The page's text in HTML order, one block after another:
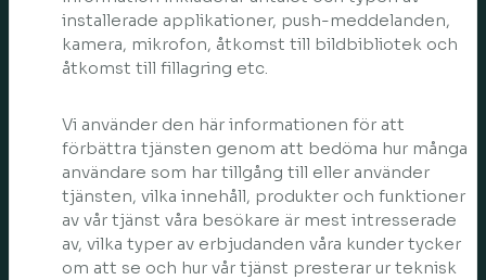
installerade applikationer, push-meddelanden,
kamera, mikrofon, åtkomst till bildbibliotek och
åtkomst till fillagring etc.
Vi använder den här informationen för att
förbättra tjänsten genom att bedöma hur många
användare som har tillgång till eller använder
tjänsten, vilka innehåll, produkter och funktioner
av vår tjänst våra besökare är mest intresserade
av, vilka typer av erbjudanden våra kunder tycker
om att se och hur vår tjänst presterar ur teknisk